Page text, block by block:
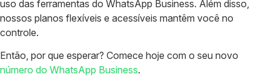
uso das ferramentas do WhatsApp Business. Além disso,
nossos planos flexíveis e acessíveis mantêm você no
controle.
Então, por que esperar? Comece hoje com o seu novo
número do WhatsApp Business.